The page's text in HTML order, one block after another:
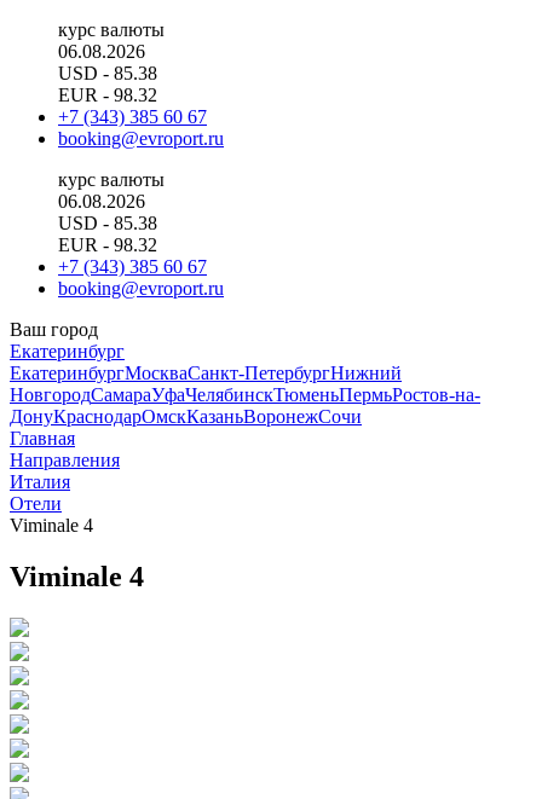
курс валюты
06.08.2026
USD - 85.38
EUR - 98.32
+7 (343) 385 60 67
booking@evroport.ru
курс валюты
06.08.2026
USD - 85.38
EUR - 98.32
+7 (343) 385 60 67
booking@evroport.ru
Ваш город
Екатеринбург
ЕкатеринбургМоскваСанкт-ПетербургНижний
НовгородСамараУфаЧелябинскТюменьПермьРостов-на-
ДонуКраснодарОмскКазаньВоронежСочи
Главная
Направления
Италия
Отели
Viminale 4
Viminale 4